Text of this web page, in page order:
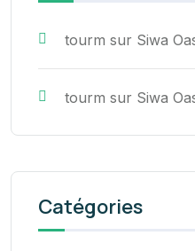
tourm sur Siwa
tourm sur Siwa
Catégories